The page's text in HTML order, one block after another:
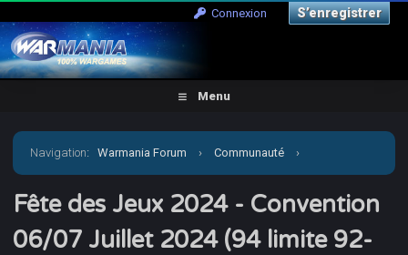
Connexion S’enregistrer
Menu
Navigation:Warmania Forum › Communauté ›
Manifestations › Fête des Jeux 2024 - Convention 06/07
Juillet 2024 (94 limite 92-91)
Fête des Jeux 2024 - Convention
06/07 Juillet 2024 (94 limite 92-